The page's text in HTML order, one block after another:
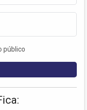
público